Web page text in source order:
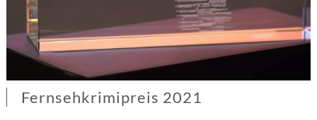
Fernsehkrimipreis 2021